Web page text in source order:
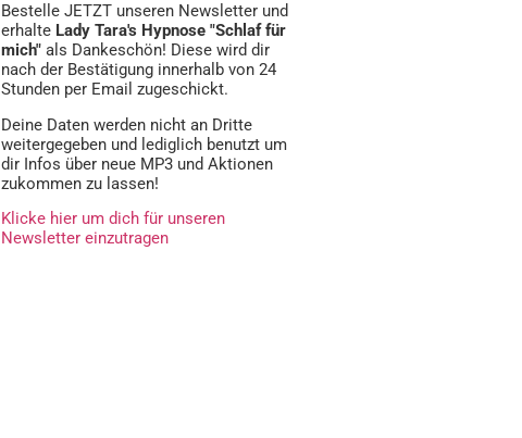
Bestelle JETZT unseren Newsletter und
erhalte Lady Tara's Hypnose "Schlaf für
mich" als Dankeschön! Diese wird dir
nach der Bestätigung innerhalb von 24
Stunden per Email zugeschickt.
Deine Daten werden nicht an Dritte
weitergegeben und lediglich benutzt um
dir Infos über neue MP3 und Aktionen
zukommen zu lassen!
Klicke hier um dich für unseren
Newsletter einzutragen